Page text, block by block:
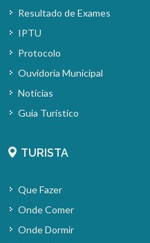
Resultado de Exames
IPTU
Protocolo
Ouvidoria Municipal
Notícias
Guia Turístico
TURISTA
Que Fazer
Onde Comer
Onde Dormir